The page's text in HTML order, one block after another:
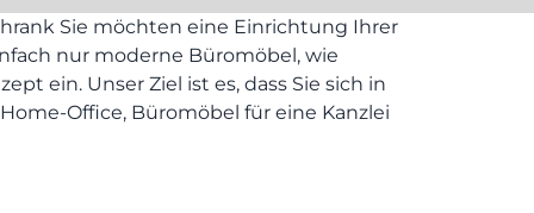
Sie möchten eine Einrichtung Ihrer
nur moderne Büromöbel, wie
ein. Unser Ziel ist es, dass Sie sich in
Office, Büromöbel für eine Kanzlei